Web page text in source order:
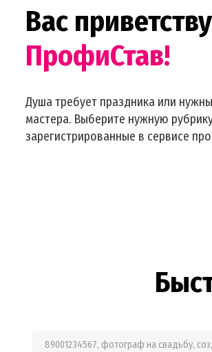
Вас
ПрофиСтав!
Душа требует праздника или
мастера. Выберите нужную
зарегистрированные в сервисе
Фраза для поиска